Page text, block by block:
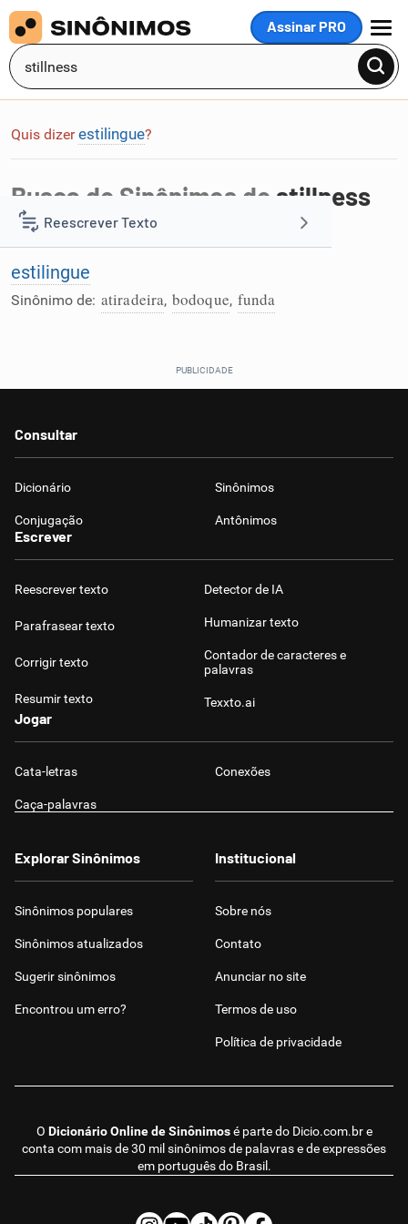
Assinar PRO
MENU
Reescrever Texto
Resumir Texto
Humanizador de IA
Cata-letras
Caça-palavras
Quis dizer estilingue?
Busca de Sinônimos de stillness
Foi encontrada 1 palavra na busca por
estilingue
Sinônimo de: atiradeira, bodoque, funda
Consultar
Dicionário Sinônimos
Conjugação Antônimos
Escrever
Reescrever texto
Parafrasear texto
Corrigir texto
Resumir texto
Detector de IA
Humanizar texto
Contador de caracteres e
palavras
Texxto.ai
Jogar
Cata-letras Conexões
Caça-palavras
O Dicionário Online de Sinônimosé parte do Dicio.com.bre
conta com mais de 30 mil sinônimos de palavras e de expressões
em português do Brasil.
Explorar Sinônimos
Sinônimos populares
Sinônimos atualizados
Sugerir sinônimos
Encontrou um erro?
Institucional
Sobre nós
Contato
Anunciar no site
Termos de uso
Política de privacidade